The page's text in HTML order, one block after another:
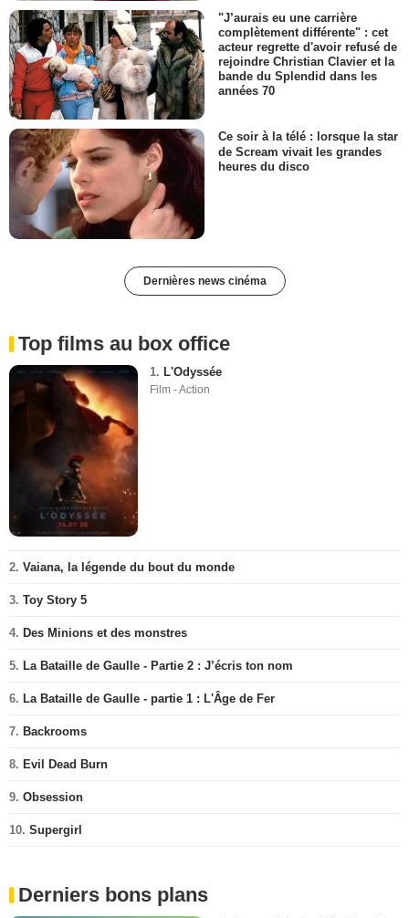
"J’aurais eu une carrière
complètement différente" : cet
acteur regrette d'avoir refusé de
rejoindre Christian Clavier et la
bande du Splendid dans les
années 70
Ce soir à la télé : lorsque la star
de Scream vivait les grandes
heures du disco
Dernières news cinéma
Top films au box office
1. L'Odyssée
Film - Action
2. Vaiana, la légende du bout du monde
3. Toy Story 5
4. Des Minions et des monstres
5. La Bataille de Gaulle - Partie 2 : J’écris ton nom
6. La Bataille de Gaulle - partie 1 : L'Âge de Fer
7. Backrooms
8. Evil Dead Burn
9. Obsession
10. Supergirl
Derniers bons plans